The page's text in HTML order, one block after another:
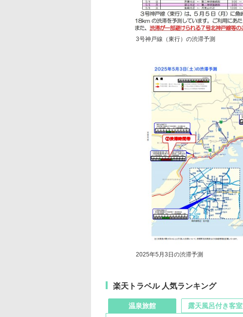
3号神戸線（東行）の渋滞予測
2025年5月3日の渋滞予測
楽天トラベル 人気ランキング
温泉旅館 露天風呂付き客室